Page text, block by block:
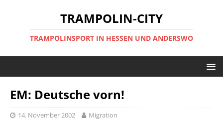
TRAMPOLIN-CITY
TRAMPOLINSPORT IN HESSEN UND ANDERSWO
EM: Deutsche vorn!
14. November 2002 Migration